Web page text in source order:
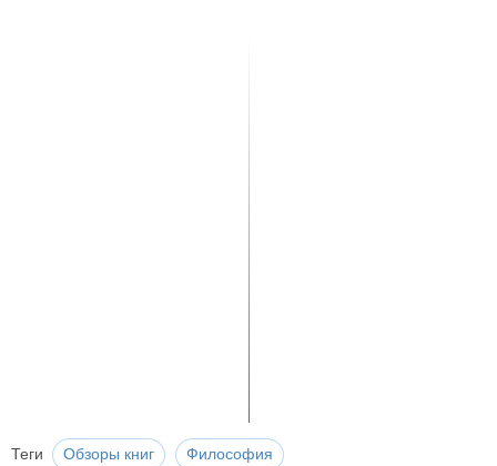
Теги Обзоры книг Философия